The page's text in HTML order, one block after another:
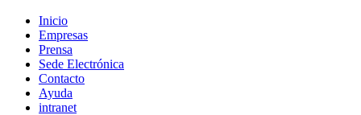
Inicio
Empresas
Prensa
Sede Electrónica
Contacto
Ayuda
intranet